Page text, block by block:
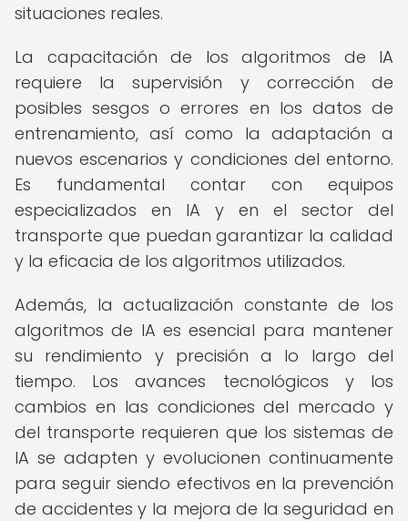
situaciones reales.
La capacitación de los algoritmos de IA
requiere la supervisión y corrección de
posibles sesgos o errores en los datos de
entrenamiento, así como la adaptación a
nuevos escenarios y condiciones del entorno.
Es fundamental contar con equipos
especializados en IA y en el sector del
transporte que puedan garantizar la calidad
y la eficacia de los algoritmos utilizados.
Además, la actualización constante de los
algoritmos de IA es esencial para mantener
su rendimiento y precisión a lo largo del
tiempo. Los avances tecnológicos y los
cambios en las condiciones del mercado y
del transporte requieren que los sistemas de
IA se adapten y evolucionen continuamente
para seguir siendo efectivos en la prevención
de accidentes y la mejora de la seguridad en